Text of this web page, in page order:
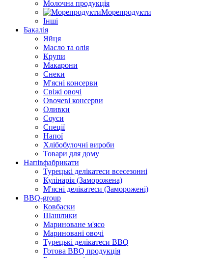
Молочна продукція
Морепродукти
Інші
Бакалія
Яйця
Масло та олія
Крупи
Макарони
Снеки
М'ясні консерви
Свіжі овочі
Овочеві консерви
Оливки
Соуси
Спеції
Напої
Хлібобулочні вироби
Товари для дому
Напівфабрикати
Турецькі делікатеси всесезонні
Кулінарія (Заморожена)
М'ясні делікатеси (Заморожені)
BBQ-group
Ковбаски
Шашлики
Мариноване м'ясо
Мариновані овочі
Турецькі делікатеси BBQ
Готова BBQ продукція